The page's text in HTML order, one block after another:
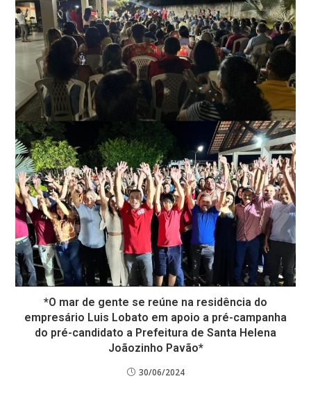
*O mar de gente se reúne na residência do
empresário Luis Lobato em apoio a pré-campanha
do pré-candidato a Prefeitura de Santa Helena
Joãozinho Pavão*
30/06/2024